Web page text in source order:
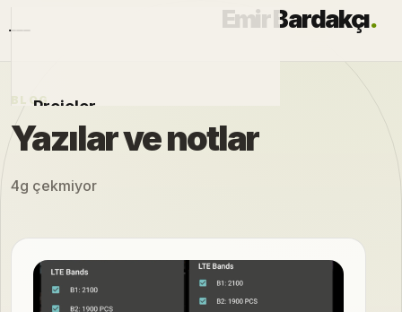
Emir Bardakçı.
Projeler
Otomobiller
Modlar
Hakkımda
Blog
BLOG
Yazılar ve notlar
4g çekmiyor